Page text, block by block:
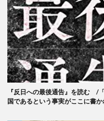
『反日への最後通告』を読む /
国であるという事実がここに書か